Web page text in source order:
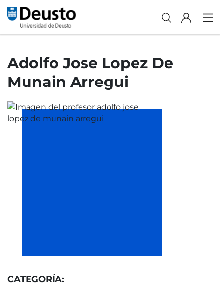
Adolfo Jose Lopez De
Munain Arregui
CATEGORÍA: